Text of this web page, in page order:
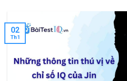
02
Th1